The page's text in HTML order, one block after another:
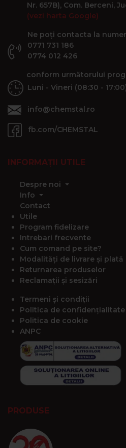
Nr. 657B), Com. Berceni,
(vezi harta Google)
Ne poți contacta la
0771 731 186
0774 012 426
conform următorului
Luni - Vineri (08:30 -
info@chemstal.ro
fb.com/CHEMSTAL
INFORMAȚII UTILE
Despre noi
Info
Contact
Utile
Program fidelizare
Intrebari frecvente
Cum comand pe site?
Modalități de livrare și plată
Returnarea produselor
Reclamații și sesizări
Termeni și condiții
Politica de confidențialitate
Politica de cookie
ANPC
PRODUSE